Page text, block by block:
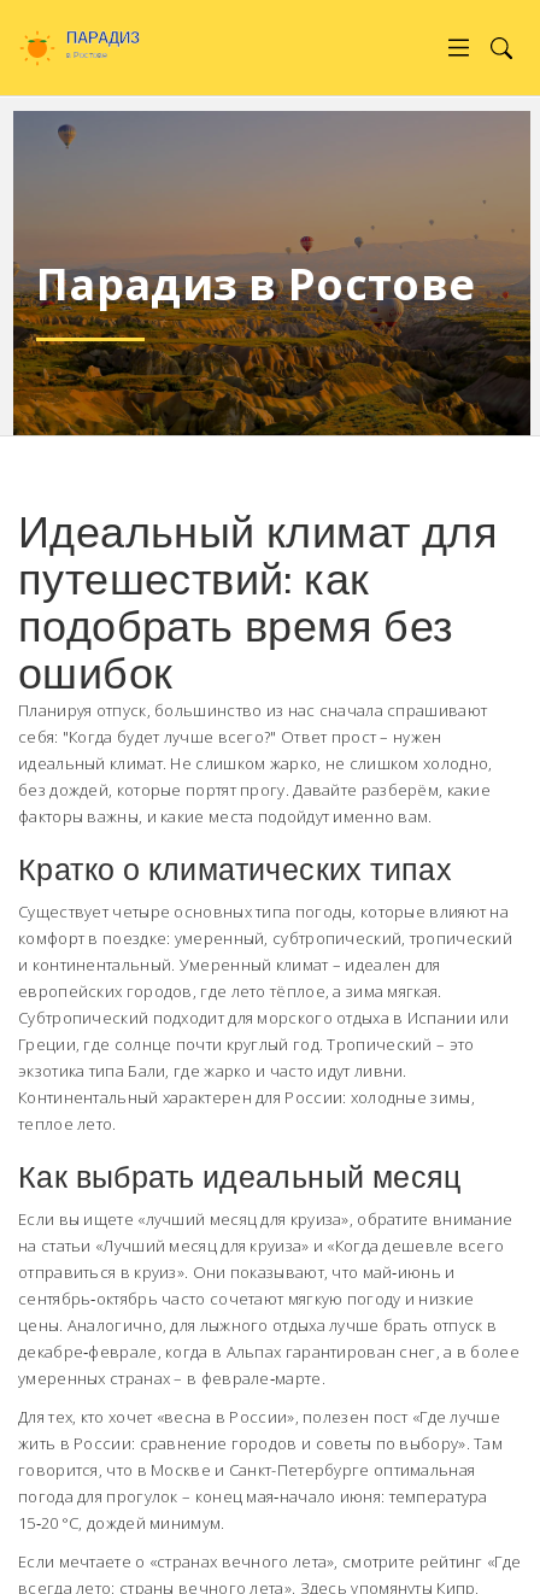
Парадиз в Ростове
Идеальный климат для
путешествий: как
подобрать время без
ошибок
Планируя отпуск, большинство из нас сначала спрашивают
себя: "Когда будет лучше всего?" Ответ прост – нужен
идеальный климат. Не слишком жарко, не слишком холодно,
без дождей, которые портят прогу. Давайте разберём, какие
факторы важны, и какие места подойдут именно вам.
Кратко о климатических типах
Существует четыре основных типа погоды, которые влияют на
комфорт в поездке: умеренный, субтропический, тропический
и континентальный. Умеренный климат – идеален для
европейских городов, где лето тёплое, а зима мягкая.
Субтропический подходит для морского отдыха в Испании или
Греции, где солнце почти круглый год. Тропический – это
экзотика типа Бали, где жарко и часто идут ливни.
Континентальный характерен для России: холодные зимы,
теплое лето.
Как выбрать идеальный месяц
Если вы ищете «лучший месяц для круиза», обратите внимание
на статьи «Лучший месяц для круиза» и «Когда дешевле всего
отправиться в круиз». Они показывают, что май‑июнь и
сентябрь‑октябрь часто сочетают мягкую погоду и низкие
цены. Аналогично, для лыжного отдыха лучше брать отпуск в
декабре‑феврале, когда в Альпах гарантирован снег, а в более
умеренных странах – в феврале‑марте.
Для тех, кто хочет «весна в России», полезен пост «Где лучше
жить в России: сравнение городов и советы по выбору». Там
говорится, что в Москве и Санкт-Петербурге оптимальная
погода для прогулок – конец мая‑начало июня: температура
15‑20 °C, дождей минимум.
Если мечтаете о «странах вечного лета», смотрите рейтинг «Где
всегда лето: страны вечного лета». Здесь упомянуты Кипр,